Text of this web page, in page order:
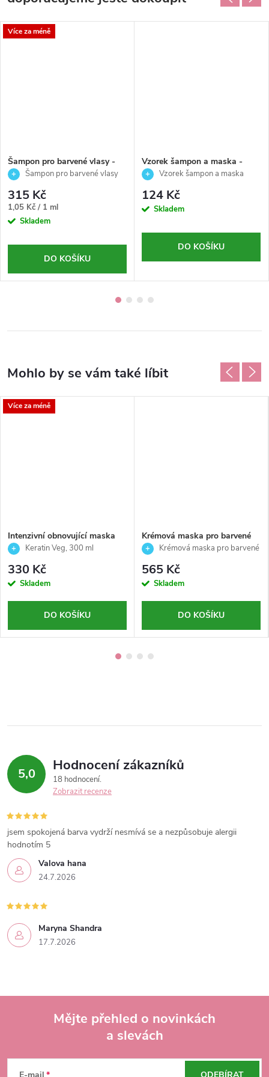
Více za méně
Šampon pro barvené vlasy -
Colour care - Echosline -
Šampon pro barvené vlasy
315 Kč
Měrná
cena:
1,05 Kč / 1 ml
Skladem
DO KOŠÍKU
Vzorek šampon a maska -
Colour care - Echosline -
Vzorek šampon a maska
124 Kč
Skladem
DO KOŠÍKU
Více za méně
Intenzivní obnovující maska
pro barvené a chemicky
Echosline - 300 ml
Keratin Veg, 300 ml
330 Kč
Skladem
DO KOŠÍKU
Krémová maska pro barvené
vlasy-Chromego color-
Krémová maska pro barvené
lesk a výživa
565 Kč
Skladem
DO KOŠÍKU
5,0 Hodnocení zákazníků
18 hodnocení
Zobrazit recenze
Valova hana
24.7.2026
jsem spokojená barva vydrží nesmívá se a nezpůsobuje alergii
hodnotím 5
Maryna Shandra
17.7.2026
Mějte přehled o novinkách
a slevách